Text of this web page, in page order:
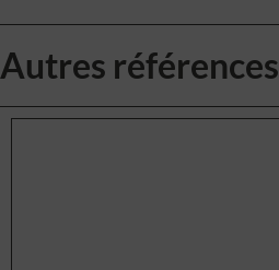
Autres références